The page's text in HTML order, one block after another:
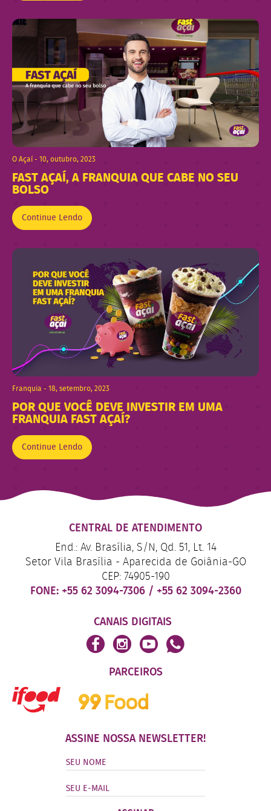
O Açaí - 10, outubro, 2023
FAST AÇAÍ, A FRANQUIA QUE CABE NO SEU
BOLSO
Continue Lendo
Franquia - 18, setembro, 2023
POR QUE VOCÊ DEVE INVESTIR EM UMA
FRANQUIA FAST AÇAÍ?
Continue Lendo
CENTRAL DE ATENDIMENTO
End.: Av. Brasília, S/N, Qd. 51, Lt. 14
Setor Vila Brasília - Aparecida de Goiânia-GO
CEP: 74905-190
FONE: +55 62 3094-7306 / +55 62 3094-2360
CANAIS DIGITAIS
PARCEIROS
ASSINE NOSSA NEWSLETTER!